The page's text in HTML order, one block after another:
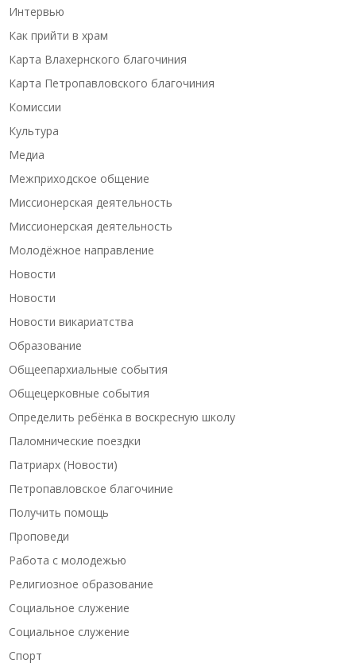
Интервью
Как прийти в храм
Карта Влахернского благочиния
Карта Петропавловского благочиния
Комиссии
Культура
Медиа
Межприходское общение
Миссионерская деятельность
Миссионерская деятельность
Молодёжное направление
Новости
Новости
Новости викариатства
Образование
Общеепархиальные события
Общецерковные события
Определить ребёнка в воскресную школу
Паломнические поездки
Патриарх (Новости)
Петропавловское благочиние
Получить помощь
Проповеди
Работа с молодежью
Религиозное образование
Социальное служение
Социальное служение
Спорт